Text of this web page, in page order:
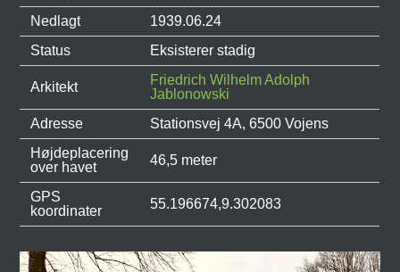
Nedlagt
1939.06.24
Status
Eksisterer stadig
Arkitekt
Friedrich Wilhelm Adolph
Jablonowski
Adresse
Stationsvej 4A, 6500 Vojens
Højdeplacering
over havet
46,5 meter
GPS
koordinater
55.196674,9.302083